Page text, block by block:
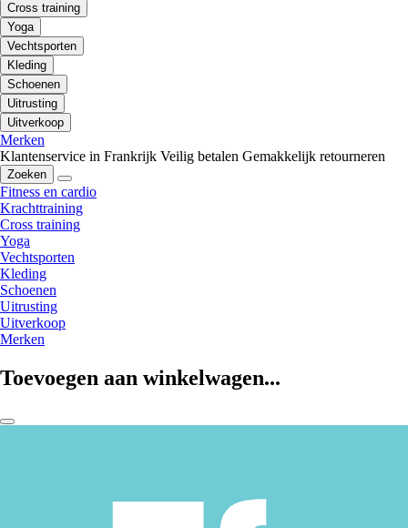
Cross training
Yoga
Vechtsporten
Kleding
Schoenen
Uitrusting
Uitverkoop
Merken
Klantenservice in Frankrijk Veilig betalen Gemakkelijk retourneren
Zoeken
Fitness en cardio
Krachttraining
Cross training
Yoga
Vechtsporten
Kleding
Schoenen
Uitrusting
Uitverkoop
Merken
Toevoegen aan winkelwagen...